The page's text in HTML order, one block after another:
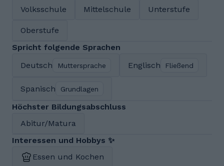
Volksschule
Mittelschule Unterstufe
Oberstufe
Spricht folgende Sprachen
Deutsch
Muttersprache Englisch Fließend
Spanisch Grundlagen
Höchster Bildungsabschluss
Abitur/Matura
Interessen und Hobbys ✨
Essen und Kochen